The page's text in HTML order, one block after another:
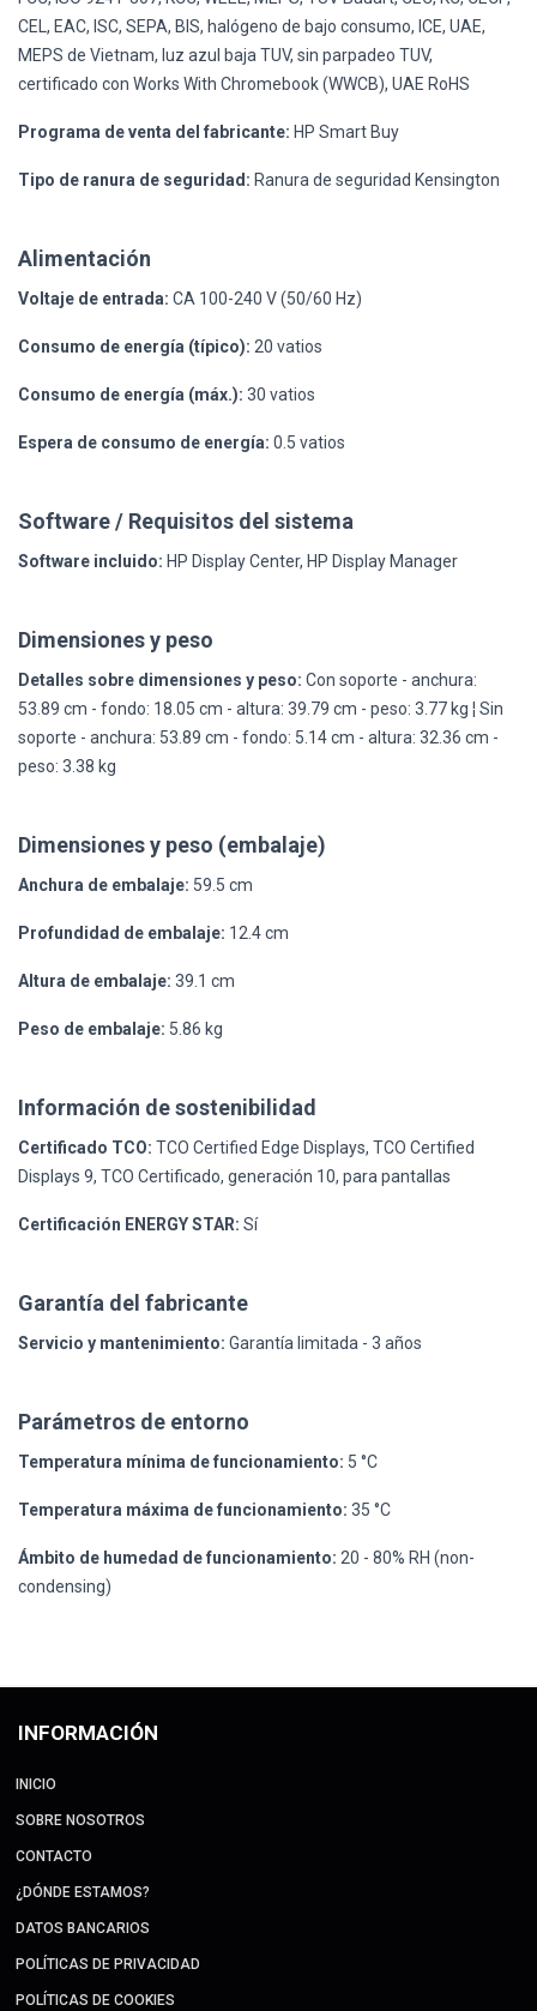
CEL, EAC, ISC, SEPA, BIS, halógeno de bajo consumo, ICE, UAE,
MEPS de Vietnam, luz azul baja TUV, sin parpadeo TUV,
certificado con Works With Chromebook (WWCB), UAE RoHS
Programa de venta del fabricante: HP Smart Buy
Tipo de ranura de seguridad: Ranura de seguridad Kensington
Alimentación
Voltaje de entrada: CA 100-240 V (50/60 Hz)
Consumo de energía (típico): 20 vatios
Consumo de energía (máx.): 30 vatios
Espera de consumo de energía: 0.5 vatios
Software / Requisitos del sistema
Software incluido: HP Display Center, HP Display Manager
Dimensiones y peso
Detalles sobre dimensiones y peso: Con soporte - anchura:
53.89 cm - fondo: 18.05 cm - altura: 39.79 cm - peso: 3.77 kg ¦ Sin
soporte - anchura: 53.89 cm - fondo: 5.14 cm - altura: 32.36 cm -
peso: 3.38 kg
Dimensiones y peso (embalaje)
Anchura de embalaje: 59.5 cm
Profundidad de embalaje: 12.4 cm
Altura de embalaje: 39.1 cm
Peso de embalaje: 5.86 kg
Información de sostenibilidad
Certificado TCO: TCO Certified Edge Displays, TCO Certified
Displays 9, TCO Certificado, generación 10, para pantallas
Certificación ENERGY STAR: Sí
Garantía del fabricante
Servicio y mantenimiento: Garantía limitada - 3 años
Parámetros de entorno
Temperatura mínima de funcionamiento: 5 °C
Temperatura máxima de funcionamiento: 35 °C
Ámbito de humedad de funcionamiento: 20 - 80% RH (non-
condensing)
INFORMACIÓN
INICIO
SOBRE NOSOTROS
CONTACTO
¿DÓNDE ESTAMOS?
DATOS BANCARIOS
POLÍTICAS DE PRIVACIDAD
POLÍTICAS DE COOKIES